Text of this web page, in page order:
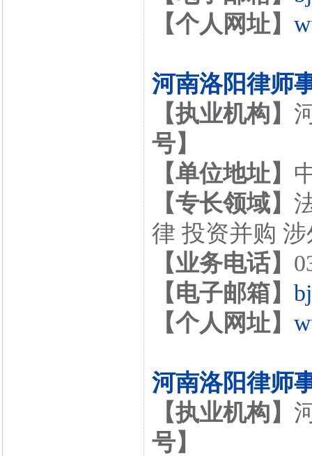
【个人网址】
河南洛阳律师
【执业机构】
号】
【单位地址】
【专长领域】
律 投资并购
【业务电话】
【电子邮箱】
【个人网址】
河南洛阳律师
【执业机构】
号】